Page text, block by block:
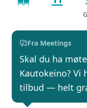
Fra Meetings
Skal du ha
Kautokeino? Vi
tilbud — helt